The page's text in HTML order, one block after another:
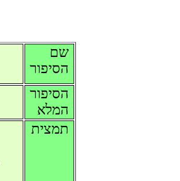
שם
הסיפור
הסיפור
המלא
תמצית